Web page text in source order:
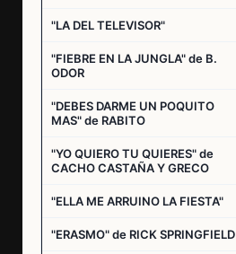
"LA DEL TELEVISOR"
"FIEBRE EN LA JUNGLA" de B.
ODOR
"DEBES DARME UN POQUITO
MAS" de RABITO
"YO QUIERO TU QUIERES" de
CACHO CASTAÑA Y GRECO
"ELLA ME ARRUINO LA FIESTA"
"ERASMO" de RICK SPRINGFIELD